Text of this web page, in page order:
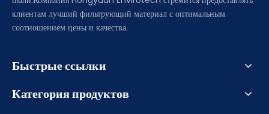
клиентам лучший фильтрующий материал с оптимальным
соотношением цены и качества.
Быстрые ссылки
Категория продуктов